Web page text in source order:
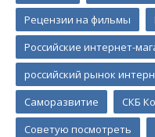
Рецензии на фильмы
Российские интернет-
российский рынок
Саморазвитие
СКБ
Советую посмотреть